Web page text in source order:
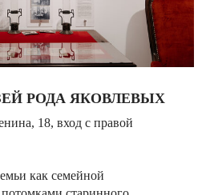
РОДА ЯКОВЛЕВЫХ
18, вход с правой
как семейной